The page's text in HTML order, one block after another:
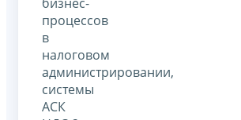
процессов
в
налоговом
администрировании,
системы
АСК